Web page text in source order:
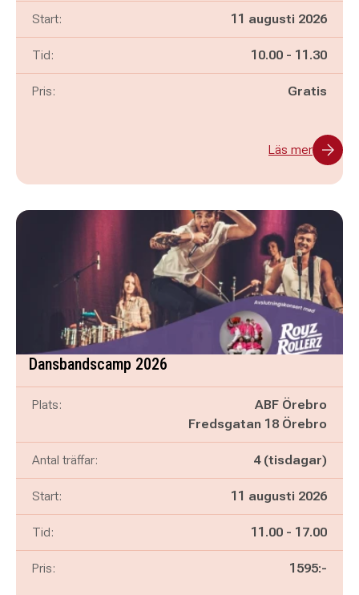
Start: 11 augusti 2026
Tid: Pågår mellan
10.00 - och
11.30
Pris: Gratis
Läs mer
Dansbandscamp 2026
Plats:
ABF Örebro
Fredsgatan 18 Örebro
Antal träffar: 4 (tisdagar)
Start: 11 augusti 2026
Tid: Pågår mellan
11.00 - och
17.00
Pris: 1595:-